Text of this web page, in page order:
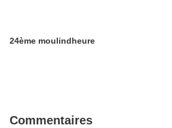
24ème moulindheure
Commentaires